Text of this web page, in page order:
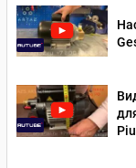
Насосы для
Насосы для
Насосы для
Насосы для